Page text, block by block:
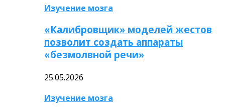
Изучение мозга
«Калибровщик» моделей жестов
позволит создать аппараты
«безмолвной речи»
25.05.2026
Изучение мозга